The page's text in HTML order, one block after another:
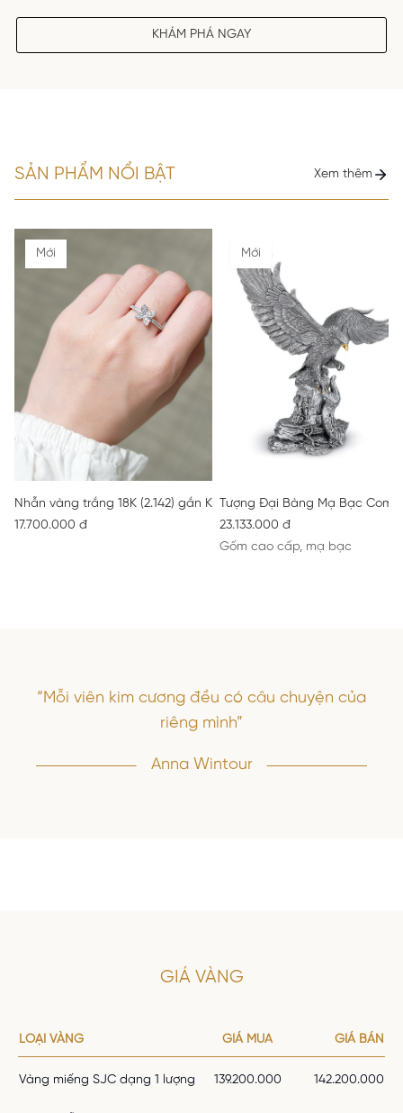
KHÁM PHÁ NGAY
SẢN PHẨM NỔI BẬT Xem thêm
Mới
Nhẫn vàng trắng 18K (2.142) gắn Kim cương (0.288) 52
17.700.000 đ
Mới
Tượng Đại Bàng Mạ Bạc
23.133.000 đ
Gốm cao cấp, mạ bạc
“Mỗi viên kim cương đều có câu chuyện của
riêng mình”
Anna Wintour
GIÁ VÀNG
LOẠI VÀNG GIÁ MUA GIÁ BÁN
Vàng miếng SJC dạng 1 lượng 139.200.000 142.200.000